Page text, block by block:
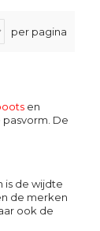
per pagina
en
De
is de wijdte
de merken
ook de